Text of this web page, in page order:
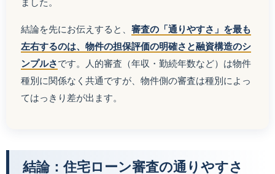
ました。
結論を先にお伝えすると、 審査の「通りやすさ」を最も
左右するのは、物件の担保評価の明確さと融資構造のシ
ンプルさ です。人的審査（年収・勤続年数など）は物件
種別に関係なく共通ですが、物件側の審査は種別によっ
てはっきり差が出ます。
結論：住宅ローン審査の通りやすさ